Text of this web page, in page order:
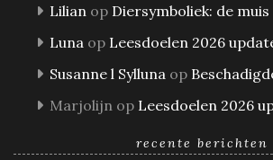
Lilian op Diersymboliek: de muis
Luna op Leesdoelen 2026
Susanne l Sylluna op
Marjolijn op Leesdoelen 2026
recente berichten